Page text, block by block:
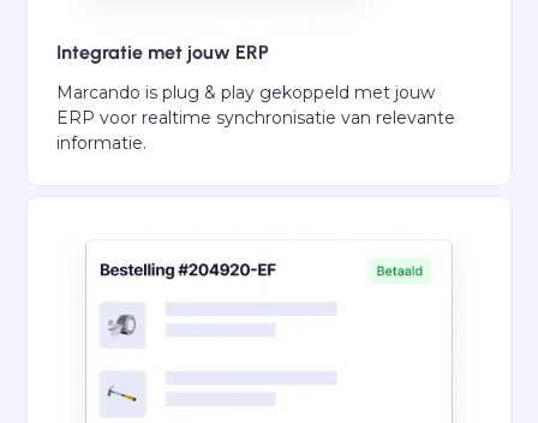
Integratie met jouw ERP
Marcando is plug & play gekoppeld met jouw
ERP voor realtime synchronisatie van relevante
informatie.